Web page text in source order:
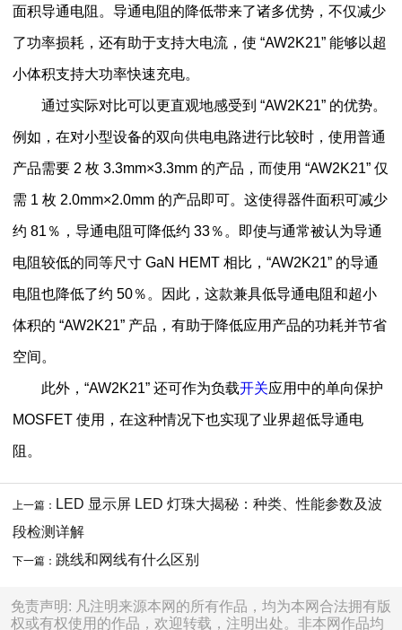
面积导通电阻。导通电阻的降低带来了诸多优势，不仅减少
了功率损耗，还有助于支持大电流，使 “AW2K21” 能够以超
小体积支持大功率快速充电。
通过实际对比可以更直观地感受到 “AW2K21” 的优势。
例如，在对小型设备的双向供电电路进行比较时，使用普通
产品需要 2 枚 3.3mm×3.3mm 的产品，而使用 “AW2K21” 仅
需 1 枚 2.0mm×2.0mm 的产品即可。这使得器件面积可减少
约 81％，导通电阻可降低约 33％。即使与通常被认为导通
电阻较低的同等尺寸 GaN HEMT 相比，“AW2K21” 的导通
电阻也降低了约 50％。因此，这款兼具低导通电阻和超小
体积的 “AW2K21” 产品，有助于降低应用产品的功耗并节省
空间。
此外，“AW2K21” 还可作为负载开关应用中的单向保护
MOSFET 使用，在这种情况下也实现了业界超低导通电
阻。
上一篇： LED 显示屏 LED 灯珠大揭秘：种类、性能参数及波
段检测详解
下一篇： 跳线和网线有什么区别
免责声明: 凡注明来源本网的所有作品，均为本网合法拥有版
权或有权使用的作品，欢迎转载，注明出处。非本网作品均